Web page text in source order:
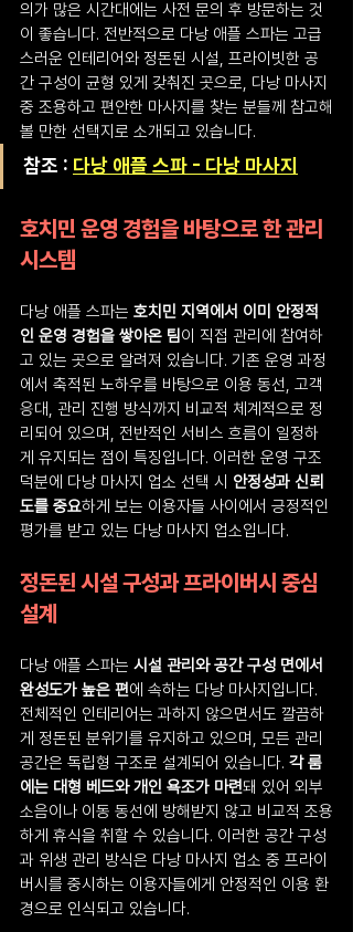
의가 많은 시간대에는 사전 문의 후 방문하는 것
이 좋습니다. 전반적으로 다낭 애플 스파는 고급
스러운 인테리어와 정돈된 시설, 프라이빗한 공
간 구성이 균형 있게 갖춰진 곳으로, 다낭 마사지
중 조용하고 편안한 마사지를 찾는 분들께 참고해
볼 만한 선택지로 소개되고 있습니다.
참조 : 다낭 애플 스파 - 다낭 마사지
호치민 운영 경험을 바탕으로 한 관리
시스템
다낭 애플 스파는 호치민 지역에서 이미 안정적
인 운영 경험을 쌓아온 팀 이 직접 관리에 참여하
고 있는 곳으로 알려져 있습니다. 기존 운영 과정
에서 축적된 노하우를 바탕으로 이용 동선, 고객
응대, 관리 진행 방식까지 비교적 체계적으로 정
리되어 있으며, 전반적인 서비스 흐름이 일정하
게 유지되는 점이 특징입니다. 이러한 운영 구조
덕분에 다낭 마사지 업소 선택 시 안정성과 신뢰
도를 중요하게 보는 이용자들 사이에서 긍정적인
평가를 받고 있는 다낭 마사지 업소입니다.
정돈된 시설 구성과 프라이버시 중심
설계
다낭 애플 스파는 시설 관리와 공간 구성 면에서
완성도가 높은 편에 속하는 다낭 마사지입니다.
전체적인 인테리어는 과하지 않으면서도 깔끔하
게 정돈된 분위기를 유지하고 있으며, 모든 관리
공간은 독립형 구조로 설계되어 있습니다. 각 룸
에는 대형 베드와 개인 욕조가 마련돼 있어 외부
소음이나 이동 동선에 방해받지 않고 비교적 조용
하게 휴식을 취할 수 있습니다. 이러한 공간 구성
과 위생 관리 방식은 다낭 마사지 업소 중 프라이
버시를 중시하는 이용자들에게 안정적인 이용 환
경으로 인식되고 있습니다.